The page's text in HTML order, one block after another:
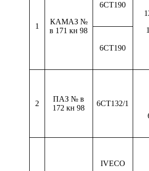
1
КАМАЗ №
в 171 кн 98
6СТ190
6СТ190
2
ПАЗ № в
172 кн 98
6СТ132/1
IVECO